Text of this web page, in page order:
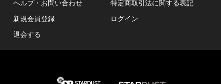
ヘルプ・お問い合わせ
特定商取引法に関する表記
新規会員登録
ログイン
退会する